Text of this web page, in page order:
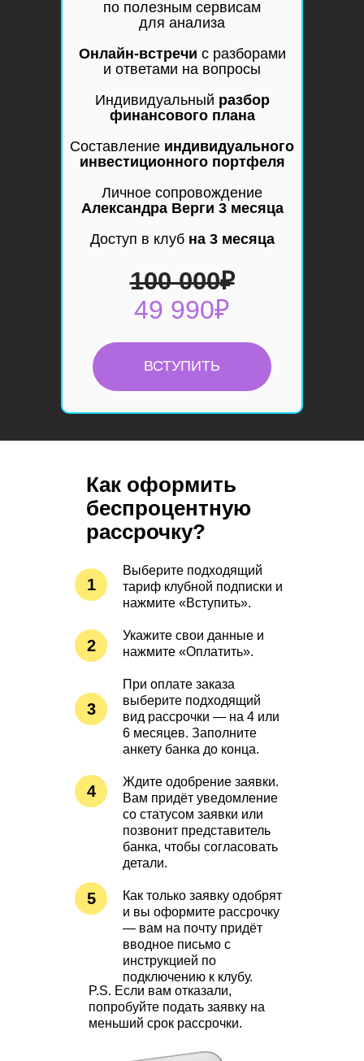
ВСТУПИТЬ
49 990₽
100 000₽
по полезным сервисам
для анализа
Онлайн-встречи с разборами
и ответами на вопросы
Индивидуальный разбор
финансового плана
Составление индивидуального
инвестиционного портфеля
Личное сопровождение
Александра Верги 3 месяца
Доступ в клуб на 3 месяца
Как оформить
беспроцентную
рассрочку?
Выберите подходящий
тариф клубной подписки и
нажмите «Вступить».
Укажите свои данные и
нажмите «Оплатить».
При оплате заказа
выберите подходящий
вид рассрочки — на 4 или
6 месяцев. Заполните
анкету банка до конца.
Ждите одобрение заявки.
Вам придёт уведомление
со статусом заявки или
позвонит представитель
банка, чтобы согласовать
детали.
Как только заявку одобрят
и вы оформите рассрочку
— вам на почту придёт
вводное письмо с
инструкцией по
подключению к клубу.
1
2
3
4
5
P.S. Если вам отказали,
попробуйте подать заявку на
меньший срок рассрочки.